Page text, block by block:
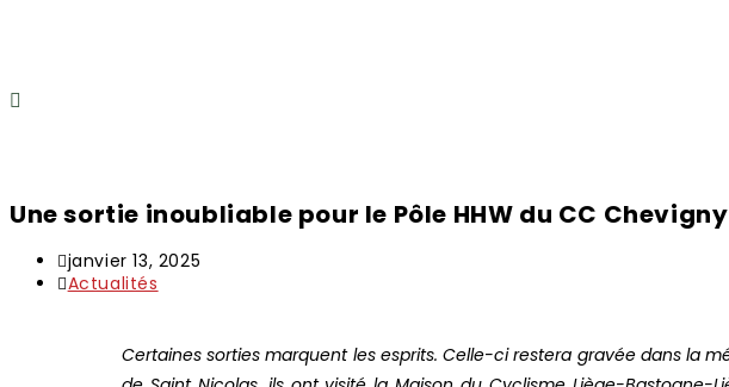
Une sortie inoubliable pour le Pôle HHW du CC Chevigny
janvier 13, 2025
Actualités
Certaines sorties marquent les esprits. Celle-ci restera gravée dans la